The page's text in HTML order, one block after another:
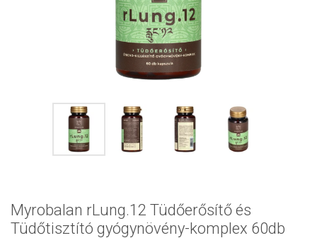
Myrobalan rLung.12 Tüdőerősítő és
Tüdőtisztító gyógynövény-komplex 60db